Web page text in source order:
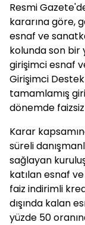
Resmi
kararına göre,
esnaf ve
kolunda son bir
girişimci esnaf
Girişimci Destek
tamamlamış
dönemde
Karar
süreli
sağlayan
katılan esnaf
faiz indirimli
dışında kalan
yüzde 50